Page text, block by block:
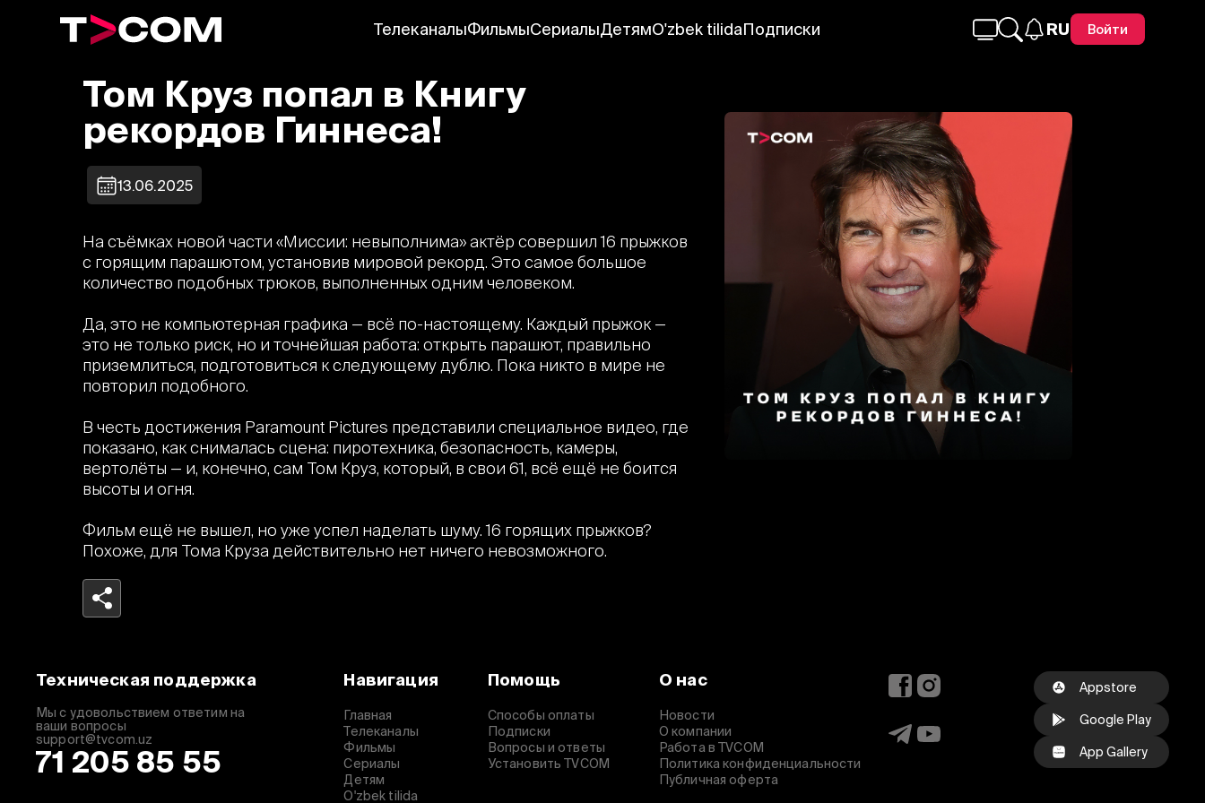
ТелеканалыФильмыСериалыДетямO'zbek tilidaПодписки RU Войти
Том Круз попал в Книгу
рекордов Гиннеса!
13.06.2025
На съёмках новой части «Миссии: невыполнима» актёр совершил 16 прыжков
с горящим парашютом, установив мировой рекорд. Это самое большое
количество подобных трюков, выполненных одним человеком.
Да, это не компьютерная графика — всё по-настоящему. Каждый прыжок —
это не только риск, но и точнейшая работа: открыть парашют, правильно
приземлиться, подготовиться к следующему дублю. Пока никто в мире не
повторил подобного.
В честь достижения Paramount Pictures представили специальное видео, где
показано, как снималась сцена: пиротехника, безопасность, камеры,
вертолёты — и, конечно, сам Том Круз, который, в свои 61, всё ещё не боится
высоты и огня.
Фильм ещё не вышел, но уже успел наделать шуму. 16 горящих прыжков?
Похоже, для Тома Круза действительно нет ничего невозможного.
Копировать ссылку
Техническая поддержка
Мы с удовольствием ответим на
ваши вопросы
support@tvcom.uz
71 205 85 55
Навигация
Главная
Телеканалы
Фильмы
Сериалы
Детям
O'zbek tilida
Помощь
Способы оплаты
Подписки
Вопросы и ответы
Установить TVCOM
О нас
Новости
О компании
Работа в TVCOM
Политика конфиденциальности
Публичная оферта
Appstore
Google Play
App Gallery